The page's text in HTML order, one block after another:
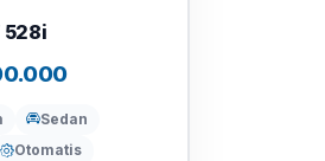
528i
Sedan
Otomatis